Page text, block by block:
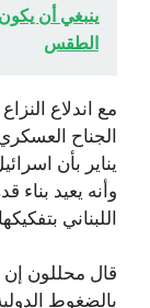
ينبغي أن
الطقس
مع اندلاع
الجناح
يناير بأن
وأنه يعيد
اللبناني
قال محللون إن
بالضغوط